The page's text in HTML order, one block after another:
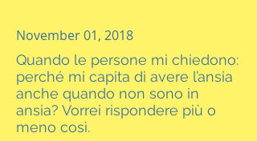
November 01, 2018
Quando le persone mi chiedono:
perché mi capita di avere l’ansia
anche quando non sono in
ansia? Vorrei rispondere più o
meno così.